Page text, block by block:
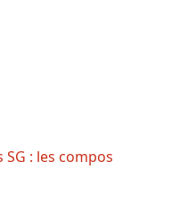
SG : les compos